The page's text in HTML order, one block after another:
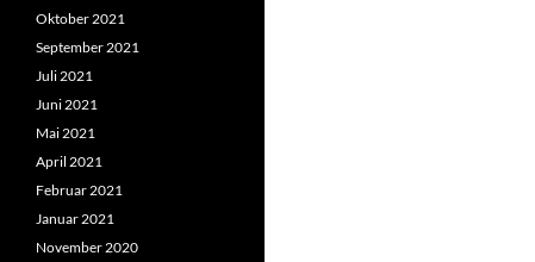
Oktober 2021
September 2021
Juli 2021
Juni 2021
Mai 2021
April 2021
Februar 2021
Januar 2021
November 2020